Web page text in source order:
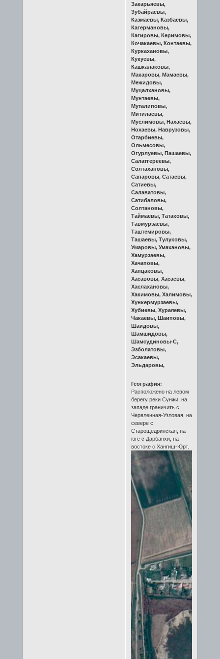
Закарьяевы,
Зубайраевы,
Казмаевы, Казбаевы,
Кагермановы,
Кагировы, Керимовы,
Кочакаевы, Контаевы,
Куркахановы,
Кукуевы,
Кашкалаковы,
Макаровы, Мамаевы,
Межидовы,
Муцалхановы,
Мунтаевы,
Муталиповы,
Митилаевы,
Муслимовы, Нахаевы,
Нохаевы, Наврузовы,
Отарбиевы,
Ольмесовы,
Огурлуевы, Пашаевы,
Салатгереевы,
Солтахановы,
Сапаровы, Сатаевы,
Сатиевы,
Салаватовы,
Сатибаловы,
Солтановы,
Таймаевы, Татаковы,
Тавмурзаевы,
Таштемировы,
Ташаевы, Тулуковы,
Умаровы, Умахановы,
Хамурзаевы,
Хачаповы,
Хапцаковы,
Хасавовы, Хасаевы,
Хаслахановы,
Хакимовы, Халимовы,
Хункермурзаевы,
Хубиевы, Хураяевы,
Чакаевы, Шаиповы,
Шаидовы,
Шамшидовы,
Шамсудиновы-C,
Эзболатовы,
Эсакаевы,
Эльдаровы,
География:
Расположено на левом
берегу реки Сунжи, на
западе граничить с
Червленная-Узловая, на
севере с
Старощедринская, на
юге с Дарбанхи, на
востоке с Хангиш-Юрт.